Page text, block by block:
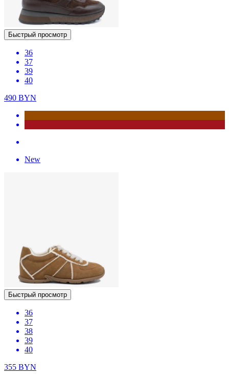
Быстрый просмотр
36
37
39
40
490 BYN
New
Быстрый просмотр
36
37
38
39
40
355 BYN